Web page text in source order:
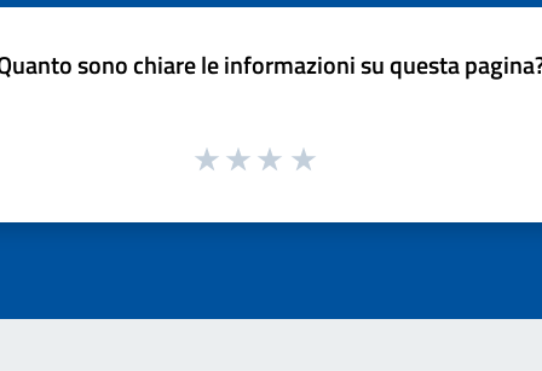
sono chiare le informazioni su questa